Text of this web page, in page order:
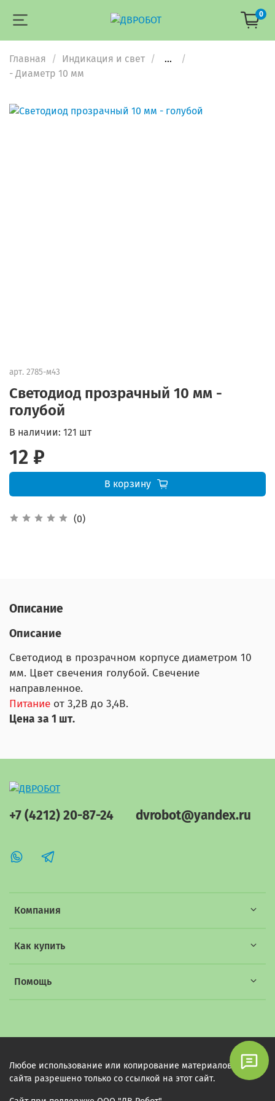
0
Главная Индикация и свет
...
- Диаметр 10 мм
арт. 2785-м43
Светодиод прозрачный 10 мм -
голубой
(0)
В наличии: 121 шт
12 ₽
В корзину
Описание
Описание
Светодиод в прозрачном корпусе диаметром 10
мм. Цвет свечения голубой. Свечение
направленное.
Питание от 3,2В до 3,4В.
Цена за 1 шт.
Компания
Как купить
Помощь
+7 (4212) 20-87-24 dvrobot@yandex.ru
Любое использование или копирование материалов этого
сайта разрешено только со ссылкой на этот сайт.